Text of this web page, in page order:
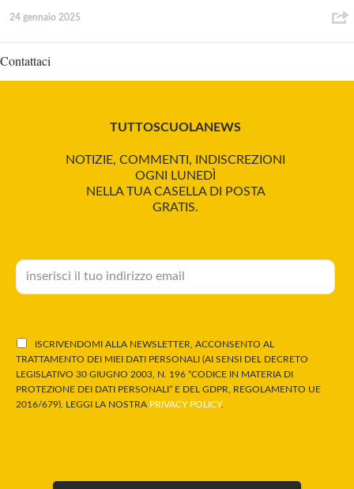
24 gennaio 2025
Contattaci
TUTTOSCUOLANEWS
NOTIZIE, COMMENTI, INDISCREZIONI
OGNI LUNEDÌ
NELLA TUA CASELLA DI POSTA
GRATIS.
ISCRIVENDOMI ALLA NEWSLETTER, ACCONSENTO AL
TRATTAMENTO DEI MIEI DATI PERSONALI (AI SENSI DEL DECRETO
LEGISLATIVO 30 GIUGNO 2003, N. 196 “CODICE IN MATERIA DI
PROTEZIONE DEI DATI PERSONALI” E DEL GDPR, REGOLAMENTO UE
2016/679). LEGGI LA NOSTRA PRIVACY POLICY.